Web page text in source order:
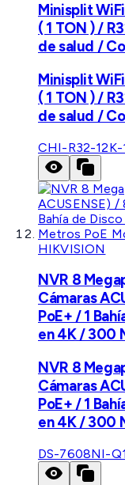
Minisplit
( 1 TON ) /
de salud /
Minisplit
( 1 TON ) /
de salud /
CHI-R32-12K-
HIKVISION
NVR 8
Cámaras
PoE+ / 1
en 4K / 300
NVR 8
Cámaras
PoE+ / 1
en 4K / 300
DS-7608NI-